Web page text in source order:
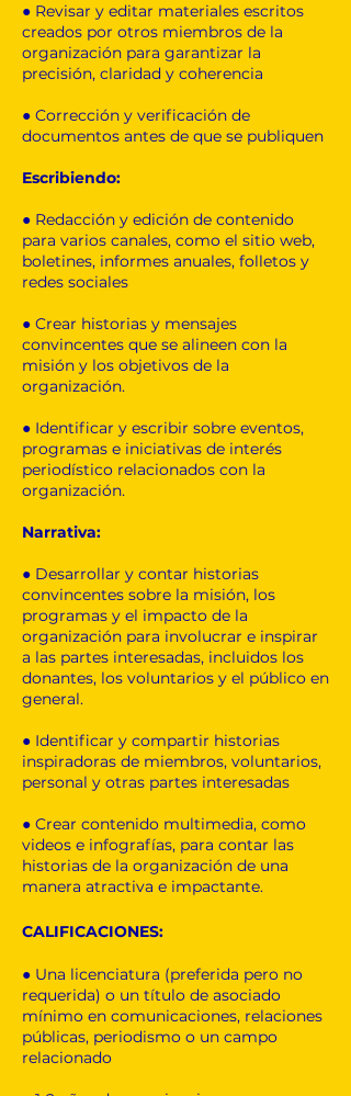
● Revisar y editar materiales escritos
creados por otros miembros de la
organización para garantizar la
precisión, claridad y coherencia
● Corrección y verificación de
documentos antes de que se publiquen
Escribiendo:
● Redacción y edición de contenido
para varios canales, como el sitio web,
boletines, informes anuales, folletos y
redes sociales
● Crear historias y mensajes
convincentes que se alineen con la
misión y los objetivos de la
organización.
● Identificar y escribir sobre eventos,
programas e iniciativas de interés
periodístico relacionados con la
organización.
Narrativa:
● Desarrollar y contar historias
convincentes sobre la misión, los
programas y el impacto de la
organización para involucrar e inspirar
a las partes interesadas, incluidos los
donantes, los voluntarios y el público en
general.
● Identificar y compartir historias
inspiradoras de miembros, voluntarios,
personal y otras partes interesadas
● Crear contenido multimedia, como
videos e infografías, para contar las
historias de la organización de una
manera atractiva e impactante.
CALIFICACIONES:
● Una licenciatura (preferida pero no
requerida) o un título de asociado
mínimo en comunicaciones, relaciones
públicas, periodismo o un campo
relacionado